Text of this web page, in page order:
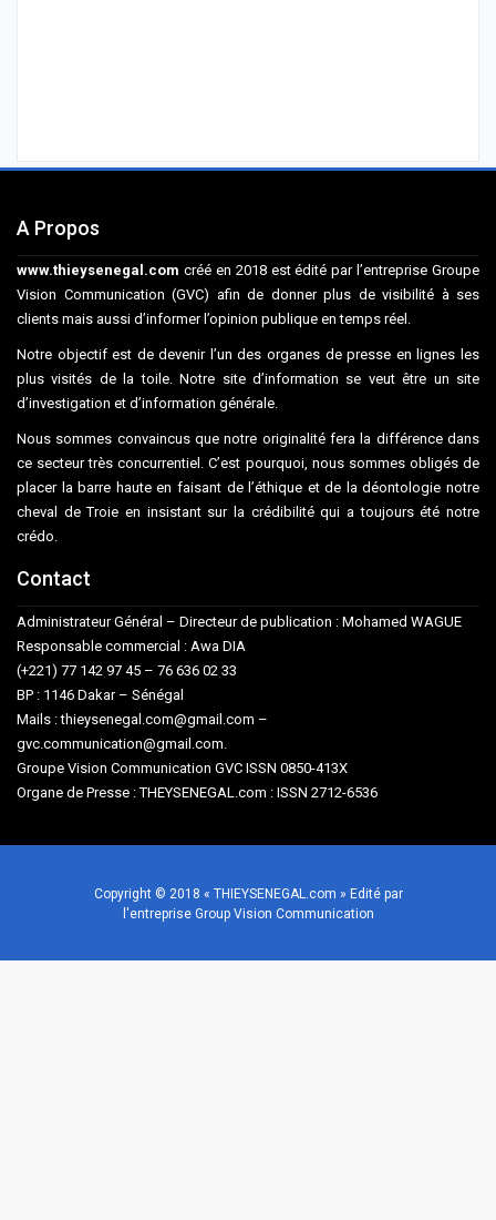
A Propos
www.thieysenegal.com créé en 2018 est édité par l’entreprise Groupe
Vision Communication (GVC) afin de donner plus de visibilité à ses
clients mais aussi d’informer l’opinion publique en temps réel.
Notre objectif est de devenir l’un des organes de presse en lignes les
plus visités de la toile. Notre site d’information se veut être un site
d’investigation et d’information générale.
Nous sommes convaincus que notre originalité fera la différence dans
ce secteur très concurrentiel. C’est pourquoi, nous sommes obligés de
placer la barre haute en faisant de l’éthique et de la déontologie notre
cheval de Troie en insistant sur la crédibilité qui a toujours été notre
crédo.
Contact
Administrateur Général – Directeur de publication : Mohamed WAGUE
Responsable commercial : Awa DIA
(+221) 77 142 97 45 – 76 636 02 33
BP : 1146 Dakar – Sénégal
Mails : thieysenegal.com@gmail.com –
gvc.communication@gmail.com.
Groupe Vision Communication GVC ISSN 0850-413X
Organe de Presse : THEYSENEGAL.com : ISSN 2712-6536
Copyright © 2018 « THIEYSENEGAL.com » Edité par
l'entreprise Group Vision Communication